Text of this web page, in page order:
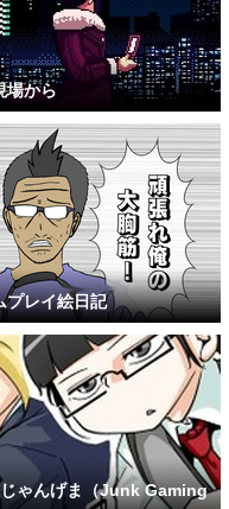
場から
プレイ絵日記
じゃんげま（Junk Gaming